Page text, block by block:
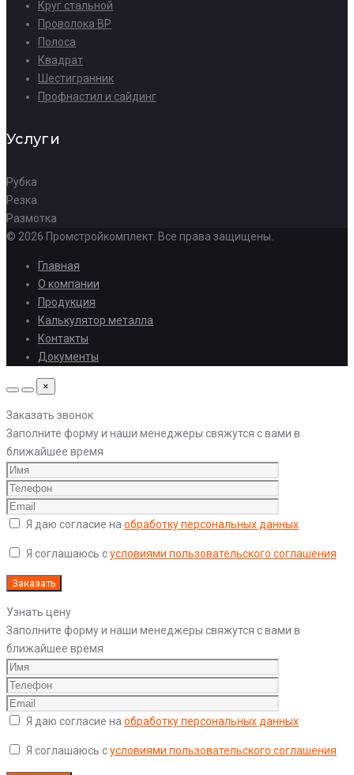
Круг стальной
Проволока ВР
Полоса
Квадрат
Шестигранник
Профнастил и сайдинг
Услуги
Рубка
Резка
Размотка
© 2026 Промстройкомплект. Все права защищены.
Главная
О компании
Продукция
Калькулятор металла
Контакты
Документы
×
Заказать звонок
Заполните форму и наши менеджеры свяжутся с вами в
ближайшее время
Я даю согласие на обработку персональных данных
Я соглашаюсь сусловиями пользовательского соглашения
Узнать цену
Заполните форму и наши менеджеры свяжутся с вами в
ближайшее время
Я даю согласие на обработку персональных данных
Я соглашаюсь сусловиями пользовательского соглашения